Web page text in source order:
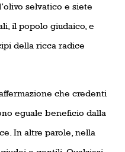
selvatico e siete
il popolo giudaico, e
della ricca radice
che credenti
eguale beneficio dalla
In altre parole, nella